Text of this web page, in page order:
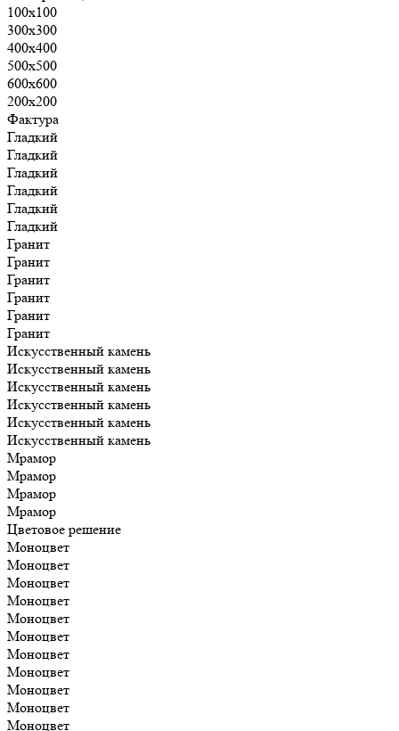
100х100
300х300
400х400
500х500
600х600
200х200
Фактура
Гладкий
Гладкий
Гладкий
Гладкий
Гладкий
Гладкий
Гранит
Гранит
Гранит
Гранит
Гранит
Гранит
Искусственный камень
Искусственный камень
Искусственный камень
Искусственный камень
Искусственный камень
Искусственный камень
Мрамор
Мрамор
Мрамор
Мрамор
Цветовое решение
Моноцвет
Моноцвет
Моноцвет
Моноцвет
Моноцвет
Моноцвет
Моноцвет
Моноцвет
Моноцвет
Моноцвет
Моноцвет